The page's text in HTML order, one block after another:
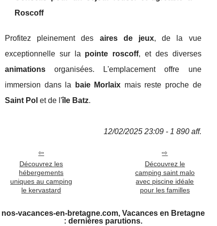
Roscoff
Profitez pleinement des aires de jeux, de la vue
exceptionnelle sur la pointe roscoff, et des diverses
animations organisées. L'emplacement offre une
immersion dans la
baie Morlaix mais reste proche de
Saint Pol et de l'île Batz.
12/02/2025 23:09 - 1 890 aff.
Découvrez les
hébergements
uniques au camping
le kervastard
Découvrez le
camping saint malo
avec piscine idéale
pour les familles
nos-vacances-en-bretagne.com, Vacances en Bretagne
: dernières parutions.